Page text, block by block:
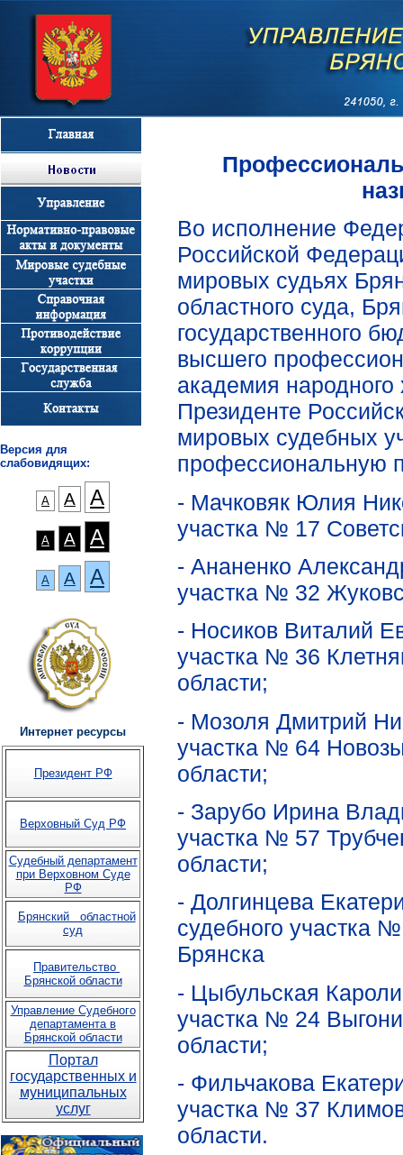
Версия для
слабовидящих:
А А А
А А А
А А А
Интернет ресурсы
Президент РФ
Верховный Суд РФ
Судебный департамент
при Верховном Суде
РФ
Брянский областной
суд
Правительство
Брянской области
Управление Судебного
департамента в
Брянской области
Портал
государственных и
муниципальных
услуг
Во исполнение
Российской
мировых судьях
областного суда,
государственного
высшего
академия народного
Президенте
мировых судебных
профессиональную
- Мачковяк Юлия
участка № 17
- Ананенко
участка № 32
- Носиков Виталий
участка № 36
области;
- Мозоля Дмитрий
участка № 64
области;
- Зарубо Ирина
участка № 57
области;
- Долгинцева
судебного участка
Брянска
- Цыбульская
участка № 24
области;
- Фильчакова
участка № 37
области.